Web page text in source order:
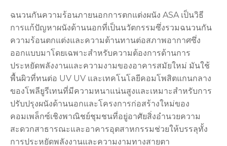
ฉนวนกันความร้อนภายนอกการตกแต่งผนัง ASA เป็นวิธี
การแก้ปัญหาผนังด้านนอกที่เป็นนวัตกรรมซึ่งรวมฉนวนกัน
ความร้อนตกแต่งและความต้านทานต่อสภาพอากาศซึ่ง
ออกแบบมาโดยเฉพาะสำหรับความต้องการด้านการ
ประหยัดพลังงานและความงามของอาคารสมัยใหม่ มันใช้
พื้นผิวที่ทนต่อ UV UV และเทคโนโลยีคอมโพสิตแกนกลาง
ของโพลียูรีเทนที่มีความหนาแน่นสูงและเหมาะสำหรับการ
ปรับปรุงผนังด้านนอกและโครงการก่อสร้างใหม่ของ
คอมเพล็กซ์เชิงพาณิชย์ชุมชนที่อยู่อาศัยสิ่งอำนวยความ
สะดวกสาธารณะและอาคารอุตสาหกรรมช่วยให้บรรลุทั้ง
การประหยัดพลังงานและความงามทางสายตา